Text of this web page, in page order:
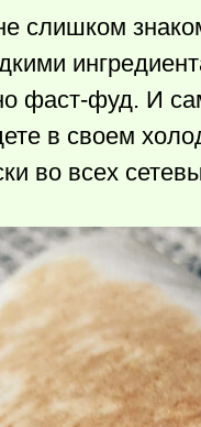
слишком
фаст-фуд. И
в своем
во всех